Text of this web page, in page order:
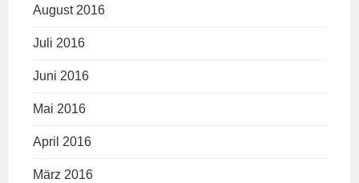
August 2016
Juli 2016
Juni 2016
Mai 2016
April 2016
März 2016